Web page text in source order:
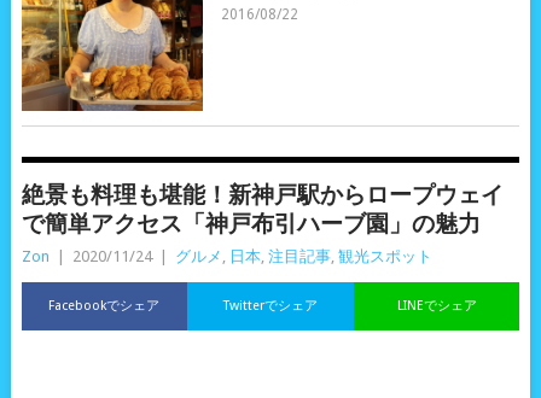
2016/08/22
絶景も料理も堪能！新神戸駅からロープウェイ
で簡単アクセス「神戸布引ハーブ園」の魅力
Zon 2020/11/24 グルメ , 日本, 注目記事, 観光スポット
Facebookでシェア LINEでシェア
Twitterでシェア